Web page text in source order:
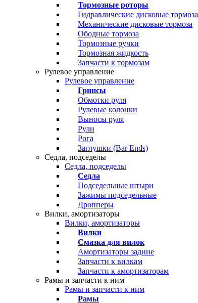
Тормозные роторы
Гидравлические дисковые тормоза
Механические дисковые тормоза
Ободные тормоза
Тормозные ручки
Тормозная жидкость
Запчасти к тормозам
Рулевое управление
Рулевое управление
Грипсы
Обмотки руля
Рулевые колонки
Выносы руля
Рули
Рога
Заглушки (Bar Ends)
Седла, подседелы
Седла, подседелы
Седла
Подседельные штыри
Зажимы подседельные
Дропперы
Вилки, амортизаторы
Вилки, амортизаторы
Вилки
Смазка для вилок
Амортизаторы задние
Запчасти к вилкам
Запчасти к амортизаторам
Рамы и запчасти к ним
Рамы и запчасти к ним
Рамы